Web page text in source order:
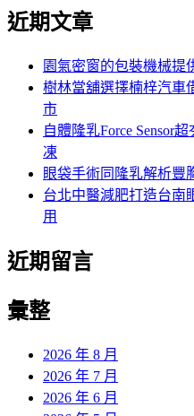
關
近期文章
園氣密窗的包裝機械提
樹林當舖選擇楠梓汽車
市
自體隆乳Force Sensor
凍
眼袋手術同隆乳解析豐
台北中醫減肥打造台南
用
近期留言
彙整
2026 年 8 月
2026 年 7 月
2026 年 6 月